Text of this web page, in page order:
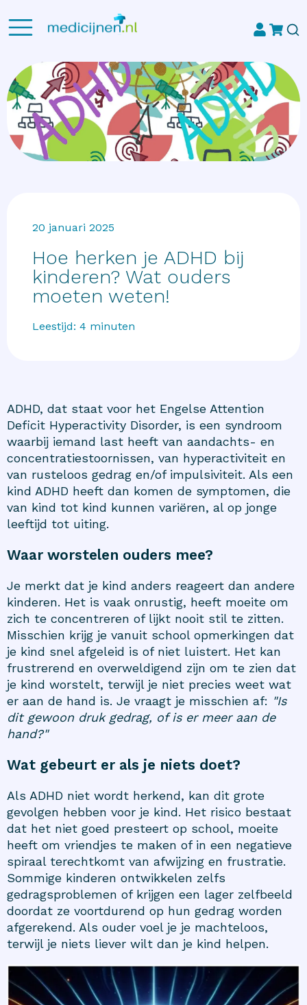
20 januari 2025
Hoe herken je ADHD bij
kinderen? Wat ouders
moeten weten!
Leestijd:4 minuten
ADHD, dat staat voor het Engelse Attention
Deficit Hyperactivity Disorder, is een syndroom
waarbij iemand last heeft van aandachts- en
concentratiestoornissen, van hyperactiviteit en
van rusteloos gedrag en/of impulsiviteit. Als een
kind ADHD heeft dan komen de symptomen, die
van kind tot kind kunnen variëren, al op jonge
leeftijd tot uiting.
Waar worstelen ouders mee?
Je merkt dat je kind anders reageert dan andere
kinderen. Het is vaak onrustig, heeft moeite om
zich te concentreren of lijkt nooit stil te zitten.
Misschien krijg je vanuit school opmerkingen dat
je kind snel afgeleid is of niet luistert. Het kan
frustrerend en overweldigend zijn om te zien dat
je kind worstelt, terwijl je niet precies weet wat
er aan de hand is. Je vraagt je misschien af: "Is
dit gewoon druk gedrag, of is er meer aan de
hand?"
Wat gebeurt er als je niets doet?
Als ADHD niet wordt herkend, kan dit grote
gevolgen hebben voor je kind. Het risico bestaat
dat het niet goed presteert op school, moeite
heeft om vriendjes te maken of in een negatieve
spiraal terechtkomt van afwijzing en frustratie.
Sommige kinderen ontwikkelen zelfs
gedragsproblemen of krijgen een lager zelfbeeld
doordat ze voortdurend op hun gedrag worden
afgerekend. Als ouder voel je je machteloos,
terwijl je niets liever wilt dan je kind helpen.